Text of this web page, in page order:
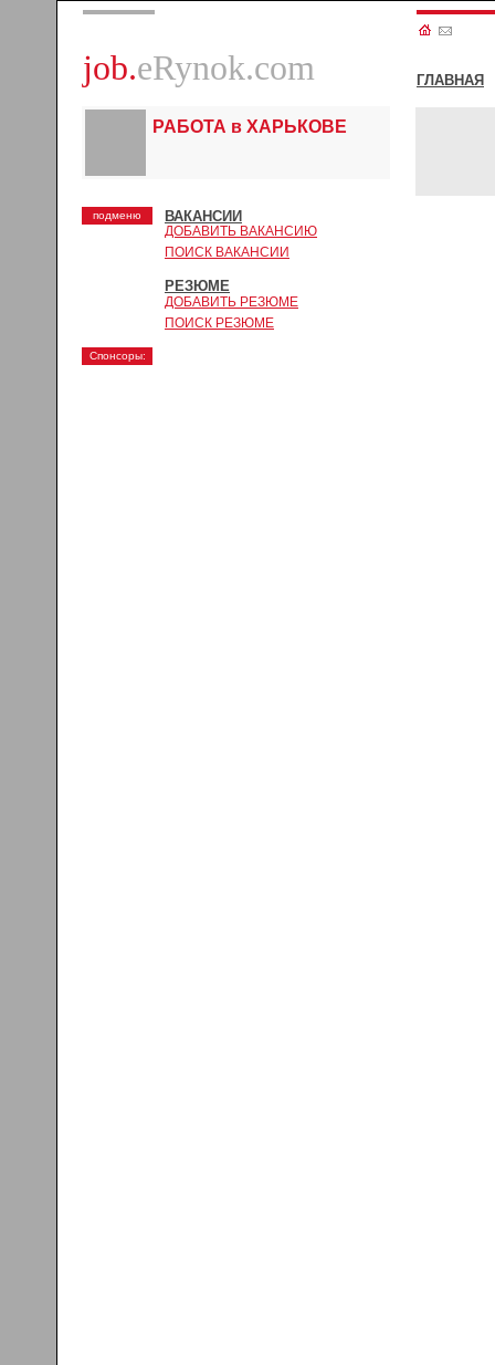
job.eRynok.com ГЛАВНАЯ
РАБОТА в ХАРЬКОВЕ
подменю ВАКАНСИИ
ДОБАВИТЬ ВАКАНСИЮ
ПОИСК ВАКАНСИИ
РЕЗЮМЕ
ДОБАВИТЬ РЕЗЮМЕ
ПОИСК РЕЗЮМЕ
Спонсоры: